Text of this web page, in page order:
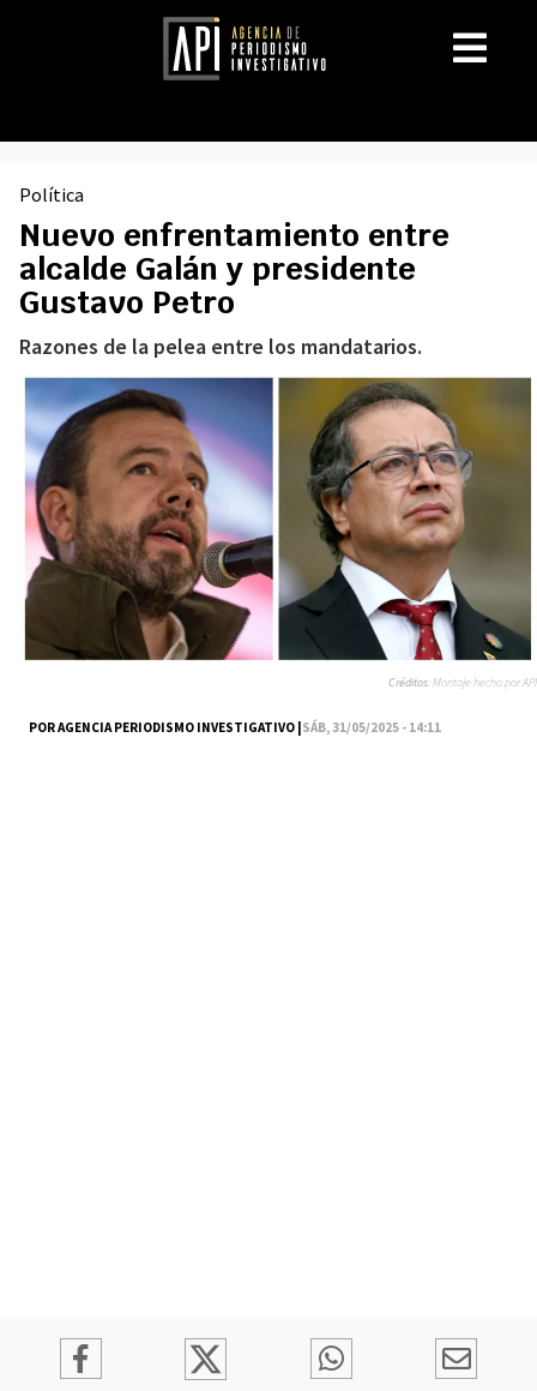
Política
Nuevo enfrentamiento entre
alcalde Galán y presidente
Gustavo Petro
Razones de la pelea entre los mandatarios.
POR AGENCIA PERIODISMO INVESTIGATIVO |SÁB, 31/05/2025 - 14:11
Créditos:Montaje hecho por API